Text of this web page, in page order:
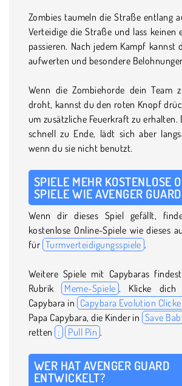
Zombies taumeln die Straße entlang
Verteidige die Straße und lass keinen
passieren. Nach jedem Kampf kannst
aufwerten und besondere
Wenn die Zombiehorde dein Team
droht, kannst du den roten Knopf
um zusätzliche Feuerkraft zu erhalten.
schnell zu Ende, lädt sich aber
wenn du sie nicht benutzt.
SPIELE MEHR KOSTENLOSE
SPIELE WIE AVENGER GUARD
Wenn dir dieses Spiel gefällt,
kostenlose Online-Spiele wie dieses
für Turmverteidigungsspiele .
Weitere Spiele mit Capybaras
Rubrik Meme-Spiele . Klicke dich
Capybara in Capybara Evolution
Papa Capybara, die Kinder in Save
retten : Pull Pin .
WER HAT AVENGER GUARD
ENTWICKELT?